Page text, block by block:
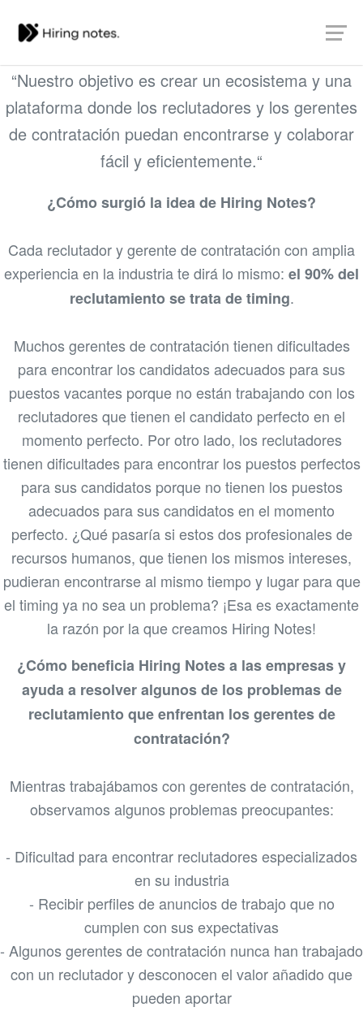
Bienvenido a
Vamos a (re)conectar a la gente...
“Nuestro objetivo es crear un ecosistema y una
plataforma donde los reclutadores y los gerentes
de contratación puedan encontrarse y colaborar
fácil y eficientemente.“
¿Cómo surgió la idea de Hiring Notes?
Cada reclutador y gerente de contratación con amplia
experiencia en la industria te dirá lo mismo: el 90% del
reclutamiento se trata de timing.
Muchos gerentes de contratación tienen dificultades
para encontrar los candidatos adecuados para sus
puestos vacantes porque no están trabajando con los
reclutadores que tienen el candidato perfecto en el
momento perfecto. Por otro lado, los reclutadores
tienen dificultades para encontrar los puestos perfectos
para sus candidatos porque no tienen los puestos
adecuados para sus candidatos en el momento
perfecto. ¿Qué pasaría si estos dos profesionales de
recursos humanos, que tienen los mismos intereses,
pudieran encontrarse al mismo tiempo y lugar para que
el timing ya no sea un problema? ¡Esa es exactamente
la razón por la que creamos Hiring Notes!
¿Cómo beneficia Hiring Notes a las empresas y
ayuda a resolver algunos de los problemas de
reclutamiento que enfrentan los gerentes de
contratación?
Mientras trabajábamos con gerentes de contratación,
observamos algunos problemas preocupantes:
- Dificultad para encontrar reclutadores especializados
en su industria
- Recibir perfiles de anuncios de trabajo que no
cumplen con sus expectativas
- Algunos gerentes de contratación nunca han trabajado
con un reclutador y desconocen el valor añadido que
pueden aportar